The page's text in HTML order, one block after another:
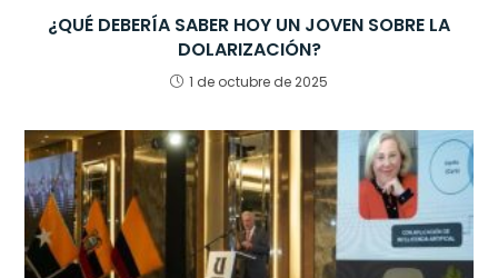
¿QUÉ DEBERÍA SABER HOY UN JOVEN SOBRE LA
DOLARIZACIÓN?
1 de octubre de 2025